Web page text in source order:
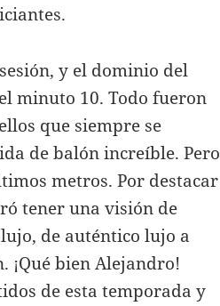
y el dominio del
minuto 10. Todo fueron
que siempre se
de balón increíble. Pero
metros. Por destacar
tener una visión de
de auténtico lujo a
¡Qué bien Alejandro!
de esta temporada y